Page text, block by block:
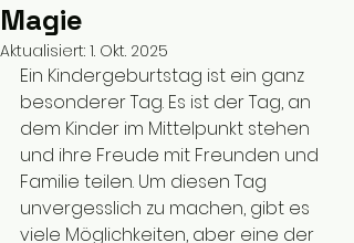
Magie
Aktualisiert: 1. Okt. 2025
Ein Kindergeburtstag ist ein ganz
besonderer Tag. Es ist der Tag, an
dem Kinder im Mittelpunkt stehen
und ihre Freude mit Freunden und
Familie teilen. Um diesen Tag
unvergesslich zu machen, gibt es
viele Möglichkeiten, aber eine der